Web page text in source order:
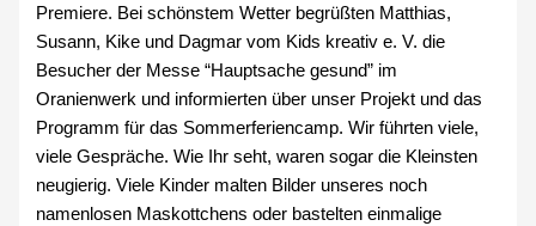
Premiere. Bei schönstem Wetter begrüßten Matthias,
Susann, Kike und Dagmar vom Kids kreativ e. V. die
Besucher der Messe “Hauptsache gesund” im
Oranienwerk und informierten über unser Projekt und das
Programm für das Sommerferiencamp. Wir führten viele,
viele Gespräche. Wie Ihr seht, waren sogar die Kleinsten
neugierig. Viele Kinder malten Bilder unseres noch
namenlosen Maskottchens oder bastelten einmalige